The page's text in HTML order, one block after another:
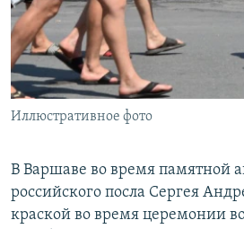
ПОДПИШИТЕСЬ НА РАССЫЛКУ
СОЦИАЛЬНЫЕ СЕТИ
Все сайты РСЕ/РС
Иллюстративное фото
В Варшаве во время памятной
российского посла Сергея
краской во время церемонии